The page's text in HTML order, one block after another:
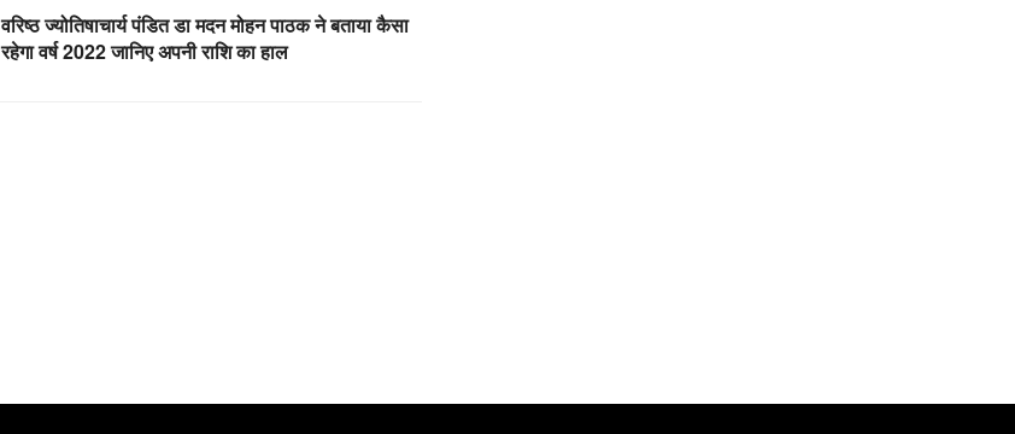
वरिष्ठ ज्योतिषाचार्य पंडित डा मदन मोहन पाठक ने बताया कैसा
रहेगा वर्ष 2022 जानिए अपनी राशि का हाल